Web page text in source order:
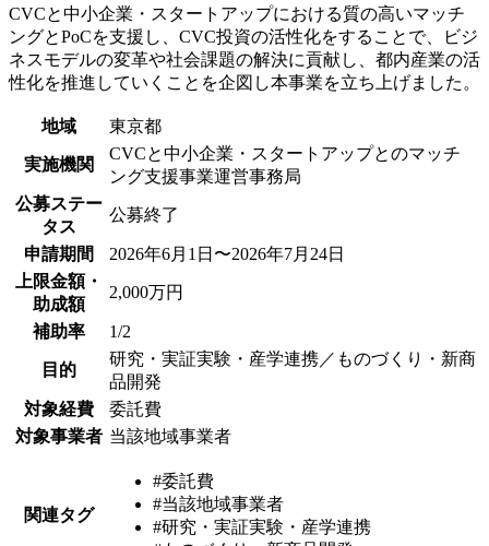
CVCと中小企業・スタートアップにおける質の高いマッチ
ングとPoCを支援し、CVC投資の活性化をすることで、ビジ
ネスモデルの変革や社会課題の解決に貢献し、都内産業の活
性化を推進していくことを企図し本事業を立ち上げました。
地域 東京都
実施機関
CVCと中小企業・スタートアップとのマッチ
ング支援事業運営事務局
公募ステー
タス
公募終了
申請期間
2026年6月1日〜2026年7月24日
上限金額・
助成額
2,000万円
補助率 1/2
目的
研究・実証実験・産学連携／ものづくり・新商
品開発
対象経費
委託費
対象事業者 当該地域事業者
関連タグ
#委託費
#当該地域事業者
#研究・実証実験・産学連携